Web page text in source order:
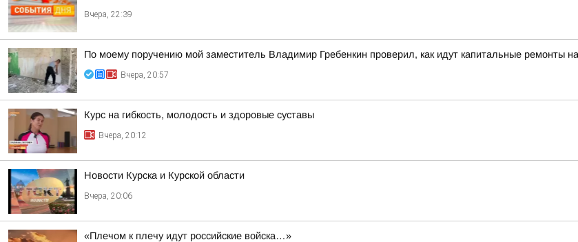
Вчера, 22:39
По моему поручению мой заместитель Владимир Гребенкин проверил, как идут капитальные ремонты на
Вчера, 20:57
Курс на гибкость, молодость и здоровые суставы
Вчера, 20:12
Новости Курска и Курской области
Вчера, 20:06
«Плечом к плечу идут российские войска…»